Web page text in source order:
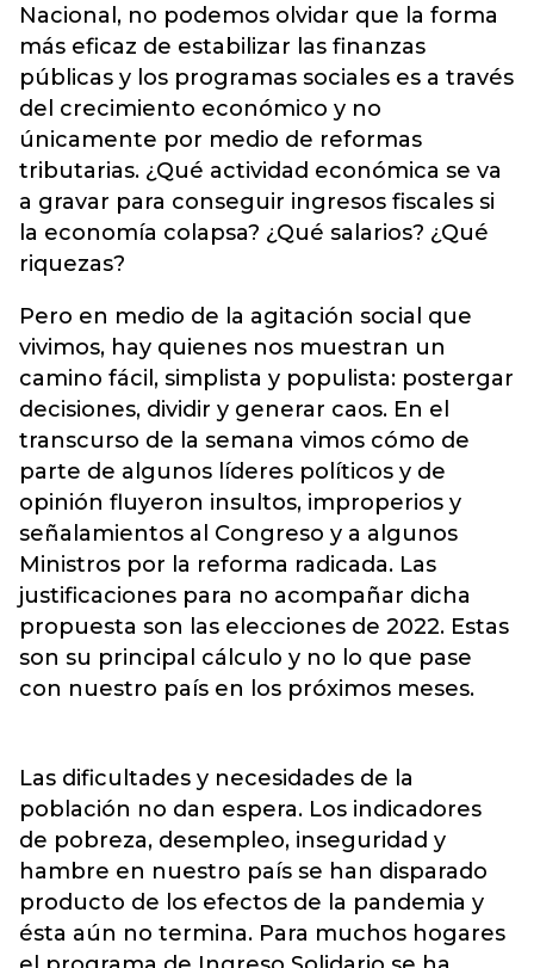
Nacional, no podemos olvidar que la forma
más eficaz de estabilizar las finanzas
públicas y los programas sociales es a través
del crecimiento económico y no
únicamente por medio de reformas
tributarias. ¿Qué actividad económica se va
a gravar para conseguir ingresos fiscales si
la economía colapsa? ¿Qué salarios? ¿Qué
riquezas?
Pero en medio de la agitación social que
vivimos, hay quienes nos muestran un
camino fácil, simplista y populista: postergar
decisiones, dividir y generar caos. En el
transcurso de la semana vimos cómo de
parte de algunos líderes políticos y de
opinión fluyeron insultos, improperios y
señalamientos al Congreso y a algunos
Ministros por la reforma radicada. Las
justificaciones para no acompañar dicha
propuesta son las elecciones de 2022. Estas
son su principal cálculo y no lo que pase
con nuestro país en los próximos meses.
Las dificultades y necesidades de la
población no dan espera. Los indicadores
de pobreza, desempleo, inseguridad y
hambre en nuestro país se han disparado
producto de los efectos de la pandemia y
ésta aún no termina. Para muchos hogares